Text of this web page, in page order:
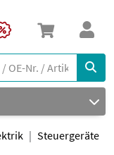
Steuergeräte